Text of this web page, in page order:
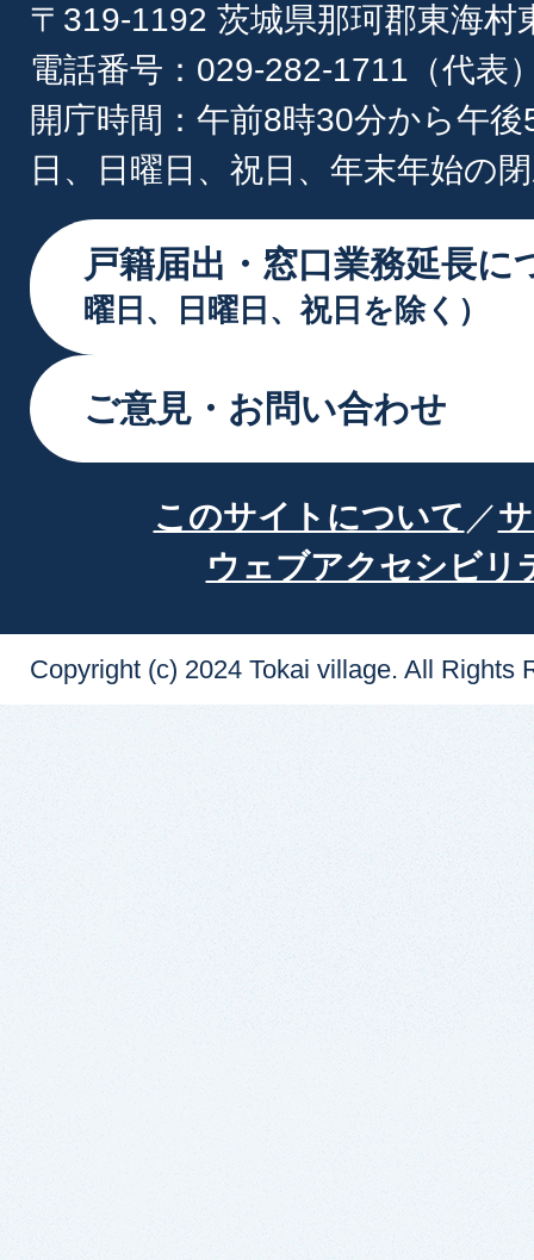
〒319-1192 茨城県那珂郡東海村
電話番号：029-282-1711（代表
開庁時間：午前8時30分から午
日、日曜日、祝日、年末年始の
戸籍届出・窓口業務延長に
曜日、日曜日、祝日を除く）
ご意見・お問い合わせ
このサイトについて
ウェブアクセシビリ
Copyright (c) 2024 Tokai village. All Rights